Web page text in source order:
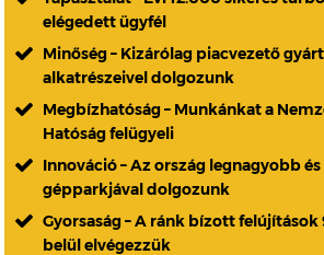
elégedett ügyfél
Minőség – Kizárólag piacvezető
alkatrészeivel dolgozunk
Megbízhatóság – Munkánkat a
Hatóság felügyeli
Innováció – Az ország legnagyobb
gépparkjával dolgozunk
Gyorsaság – A ránk bízott
belül elvégezzük